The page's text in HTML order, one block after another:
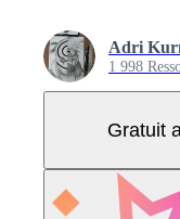
Adri
1 998
Gratuit